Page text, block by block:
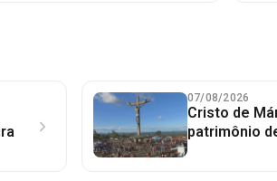
07/08/2026
Cristo de
patrimônio